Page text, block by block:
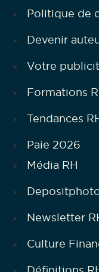
Politique de
Devenir
Votre
Formations
Tendances
Paie 2026
Média RH
Newsletter
Culture